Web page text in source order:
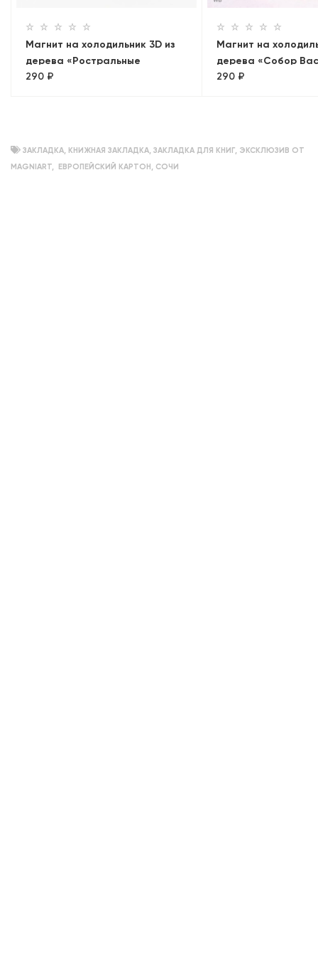
Магнит на холодильник 3D из
дерева «Ростральные
колонны»
290 ₽
Магнит на
дерева «Собор
Блаженного».
290 ₽
ЗАКЛАДКА, КНИЖНАЯ ЗАКЛАДКА, ЗАКЛАДКА ДЛЯ КНИГ, ЭКСКЛЮЗИВ ОТ
MAGNIART, ЕВРОПЕЙСКИЙ КАРТОН, СОЧИ